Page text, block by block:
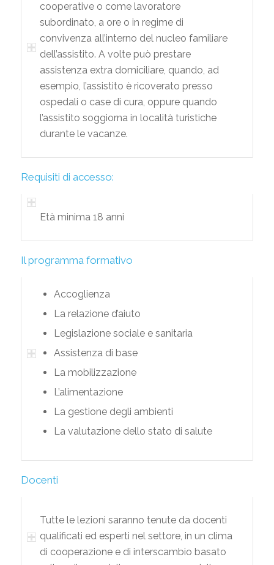
cooperative o come lavoratore
subordinato, a ore o in regime di
convivenza all’interno del nucleo familiare
dell’assistito. A volte può prestare
assistenza extra domiciliare, quando, ad
esempio, l’assistito è ricoverato presso
ospedali o case di cura, oppure quando
l’assistito soggiorna in località turistiche
durante le vacanze.
Requisiti di accesso:
Età minima 18 anni
Il programma formativo
Accoglienza
La relazione d’aiuto
Legislazione sociale e sanitaria
Assistenza di base
La mobilizzazione
L’alimentazione
La gestione degli ambienti
La valutazione dello stato di salute
Docenti
Tutte le lezioni saranno tenute da docenti
qualificati ed esperti nel settore, in un clima
di cooperazione e di interscambio basato